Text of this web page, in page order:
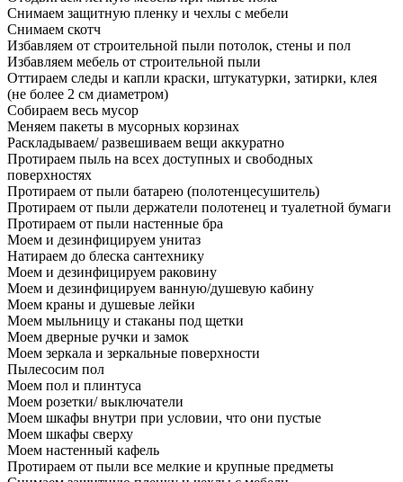
Снимаем защитную пленку и чехлы с мебели
Снимаем скотч
Избавляем от строительной пыли потолок, стены и пол
Избавляем мебель от строительной пыли
Оттираем следы и капли краски, штукатурки, затирки, клея
(не более 2 см диаметром)
Собираем весь мусор
Меняем пакеты в мусорных корзинах
Раскладываем/ развешиваем вещи аккуратно
Протираем пыль на всех доступных и свободных
поверхностях
Протираем от пыли батарею (полотенцесушитель)
Протираем от пыли держатели полотенец и туалетной бумаги
Протираем от пыли настенные бра
Моем и дезинфицируем унитаз
Натираем до блеска сантехнику
Моем и дезинфицируем раковину
Моем и дезинфицируем ванную/душевую кабину
Моем краны и душевые лейки
Моем мыльницу и стаканы под щетки
Моем дверные ручки и замок
Моем зеркала и зеркальные поверхности
Пылесосим пол
Моем пол и плинтуса
Моем розетки/ выключатели
Моем шкафы внутри при условии, что они пустые
Моем шкафы сверху
Моем настенный кафель
Протираем от пыли все мелкие и крупные предметы